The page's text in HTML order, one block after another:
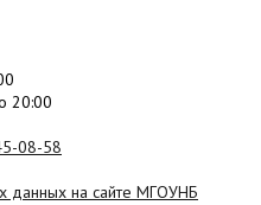
20:00
08-58
данных на сайте МГОУНБ